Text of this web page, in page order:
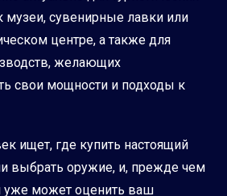
музеи, сувенирные лавки или
центре, а также для
желающих
свои мощности и подходы к
ищет, где купить настоящий
выбрать оружие, и, прежде чем
уже может оценить ваш